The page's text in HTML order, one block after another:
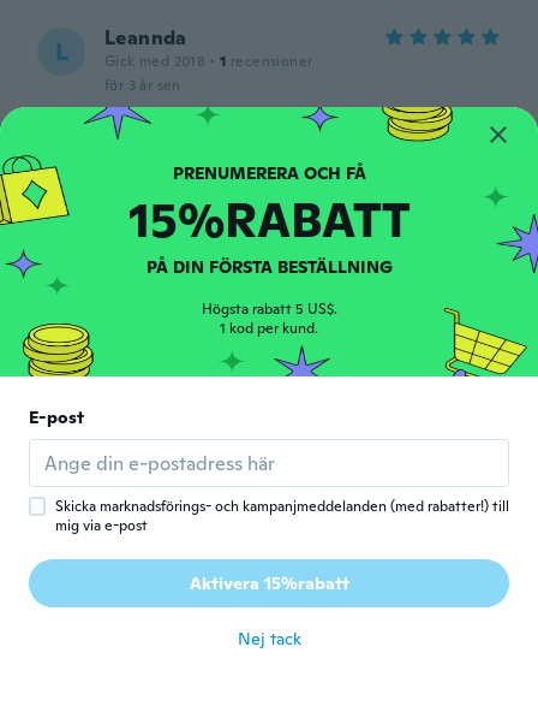
L Leannda
Gick med 2018 · 1 recensioner
för 3 år sen
C Gick med 2016 · 152 recensioner ·
för 3 år sen
K Kayla
recensioner
Really cute! Looks just like the picture.
蒼 Gick med 2020 · 15 recensioner · 13 uppladdningar
för 3 år sen
V Vilde Henriksen
Gick med 2015 · 17 recensioner · 1 uppladdningar
Very bad quality!
PRENUMERERA OCH FÅ
15%RABATT
PÅ DIN FÖRSTA BESTÄLLNING
Högsta rabatt 5 US$.
1 kod per kund.
E-post
Skicka marknadsförings- och kampanjmeddelanden (med rabatter!) till
mig via e-post
Aktivera 15%rabatt
Nej tack